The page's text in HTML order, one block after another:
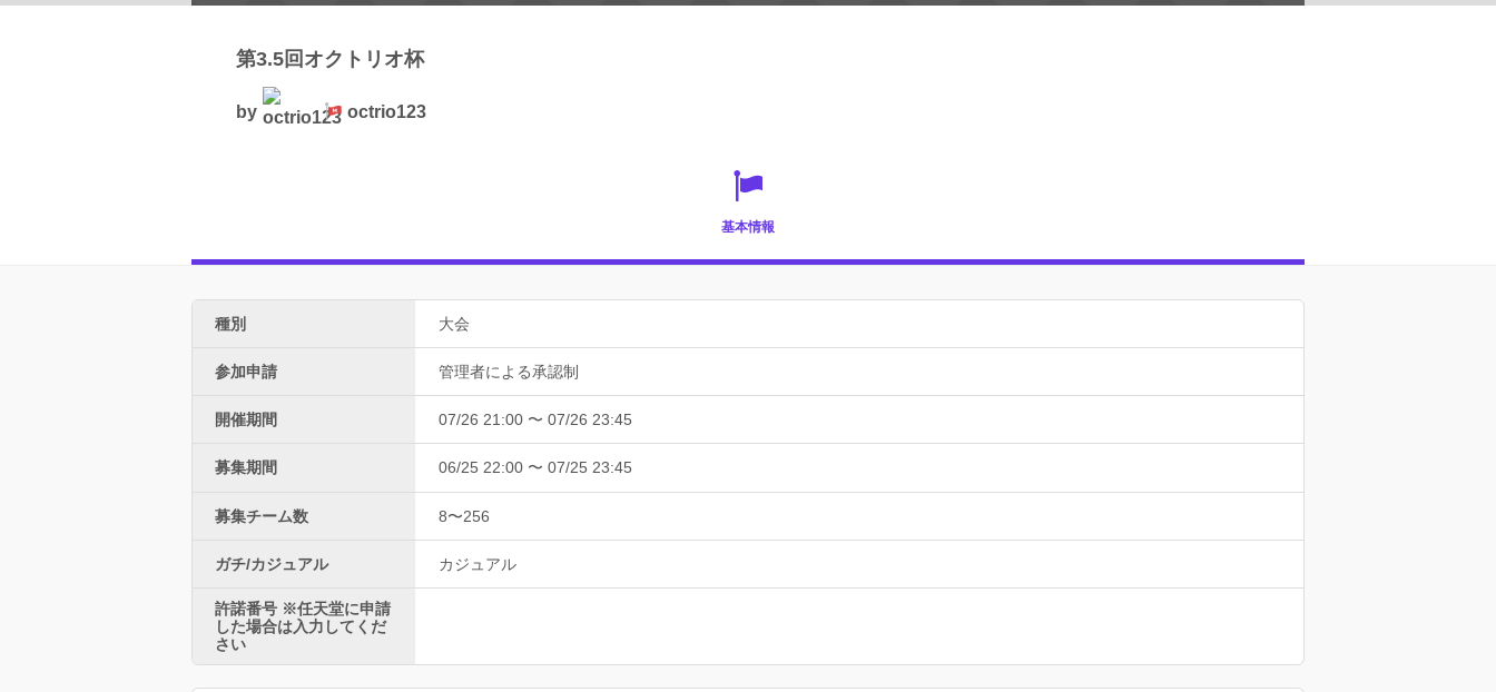
第3.5回オクトリオ杯
by octrio123
基本情報
種別 大会
参加申請 管理者による承認制
開催期間 07/26 21:00 〜 07/26 23:45
募集期間 06/25 22:00 〜 07/25 23:45
募集チーム数 8〜256
ガチ/カジュアル カジュアル
許諾番号 ※任天堂に申請
した場合は入力してくだ
さい